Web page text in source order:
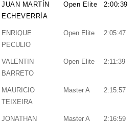
JUAN MARTÍN
ECHEVERRÍA
Open Elite 2:00:39
ENRIQUE
PECULIO
Open Elite 2:05:47
VALENTIN
BARRETO
Open Elite 2:11:39
MAURICIO
TEIXEIRA
Master A 2:15:57
JONATHAN
Master A 2:16:59